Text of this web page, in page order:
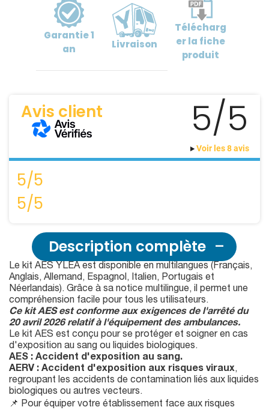
Garantie1
an
Livraison
Télécharg
erla fiche
produit
Avis client 5/5
Voir les 8 avis
5/5
5/5
Description complète
Le kit AES YLEA est disponible en multilangues (Français,
Anglais, Allemand, Espagnol, Italien, Portugais et
Néerlandais). Grâce à sa notice multilingue, il permet une
compréhension facile pour tous les utilisateurs.
Ce kit AES est conforme aux exigences de l'arrêté du
20 avril 2026 relatif à l'équipement des ambulances.
Le kit AES est conçu pour se protéger et soigner en cas
d'exposition au sang ou liquides biologiques.
AES : Accident d'exposition au sang.
AERV : Accident d'exposition aux risques viraux,
regroupant les accidents de contamination liés aux liquides
biologiques ou autres vecteurs.
📌 Pour équiper votre établissement face aux risques